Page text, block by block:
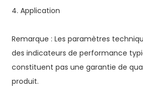
4. Application
Remarque : Les paramètres
des indicateurs de performance
constituent pas une garantie de
produit.